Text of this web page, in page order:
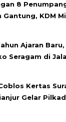
8
Gantung, KDM
Ajaran
Seragam di
Kertas
Gelar